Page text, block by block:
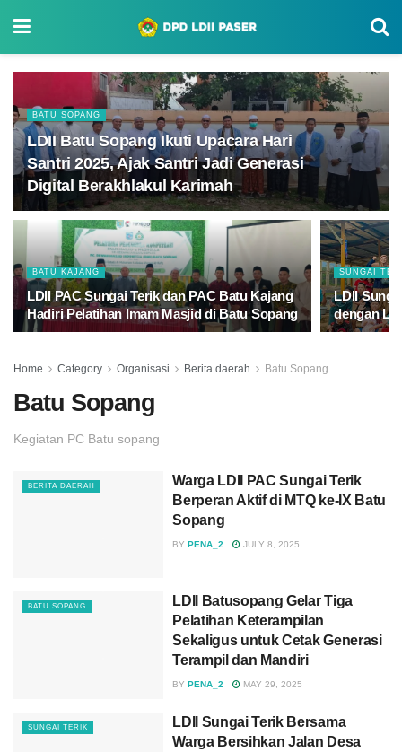
BATU SOPANG
LDII Batu Sopang Ikuti Upacara Hari
Santri 2025, Ajak Santri Jadi Generasi
Digital Berakhlakul Karimah
BATU KAJANG
LDII PAC Sungai Terik dan PAC Batu Kajang
Hadiri Pelatihan Imam Masjid di Batu Sopang
SUNGAI
LDII
dengan
Home Category Organisasi Berita daerah Batu Sopang
Batu Sopang
Kegiatan PC Batu sopang
BERITA DAERAH
Warga LDII PAC Sungai Terik
Berperan Aktif di MTQ ke-IX Batu
Sopang
BY PENA_2 JULY 8, 2025
BATU SOPANG
LDII Batusopang Gelar Tiga
Pelatihan Keterampilan
Sekaligus untuk Cetak Generasi
Terampil dan Mandiri
BY PENA_2 MAY 29, 2025
SUNGAI TERIK
LDII Sungai Terik Bersama
Warga Bersihkan Jalan Desa